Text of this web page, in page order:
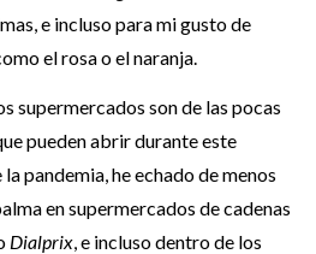
e incluso para mi gusto de
el rosa o el naranja.
supermercados son de las pocas
pueden abrir durante este
pandemia, he echado de menos
en supermercados de cadenas
Dialprix, e incluso dentro de los